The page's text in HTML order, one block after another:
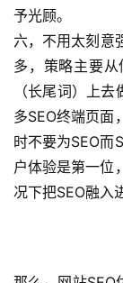
予光顾。
六，不用太刻意
多，策略主要
（长尾词）上
多SEO终端页面
时不要为SEO而
户体验是第一位
况下把SEO融入